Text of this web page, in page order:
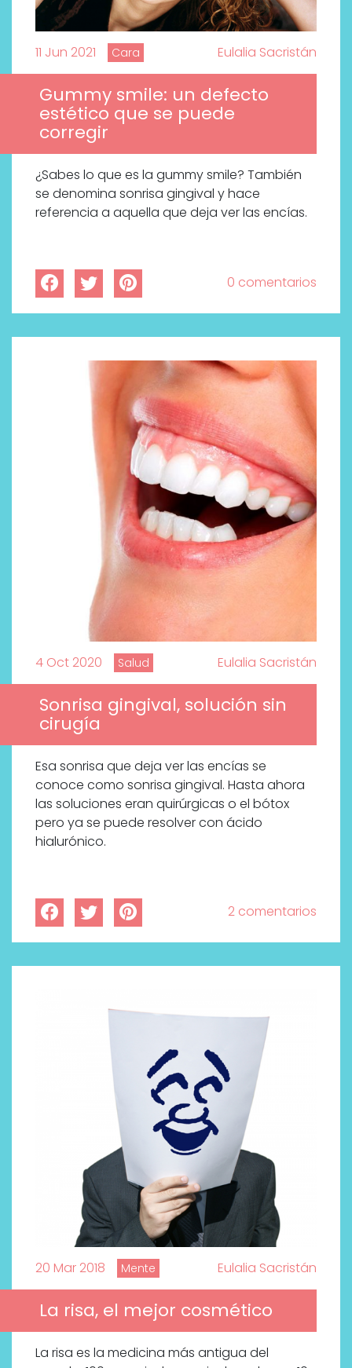
11 Jun 2021 Cara Eulalia Sacristán
Gummy smile: un defecto
estético que se puede
corregir
¿Sabes lo que es la gummy smile? También
se denomina sonrisa gingival y hace
referencia a aquella que deja ver las encías.
0 comentarios
4 Oct 2020 Salud Eulalia Sacristán
Sonrisa gingival, solución sin
cirugía
Esa sonrisa que deja ver las encías se
conoce como sonrisa gingival. Hasta ahora
las soluciones eran quirúrgicas o el bótox
pero ya se puede resolver con ácido
hialurónico.
2 comentarios
20 Mar 2018 Mente Eulalia Sacristán
La risa, el mejor cosmético
La risa es la medicina más antigua del